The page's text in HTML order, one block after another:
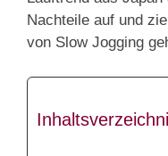
Nachteile auf und
von Slow Jogging